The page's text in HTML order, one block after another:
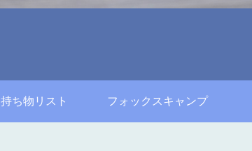
持ち物リスト フォックスキャンプ